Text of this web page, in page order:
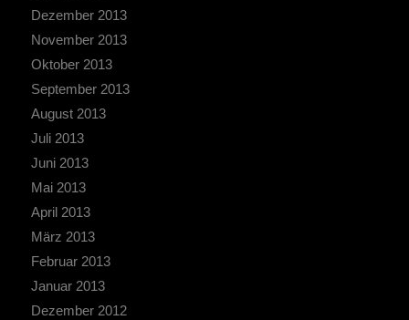
Dezember 2013
November 2013
Oktober 2013
September 2013
August 2013
Juli 2013
Juni 2013
Mai 2013
April 2013
März 2013
Februar 2013
Januar 2013
Dezember 2012